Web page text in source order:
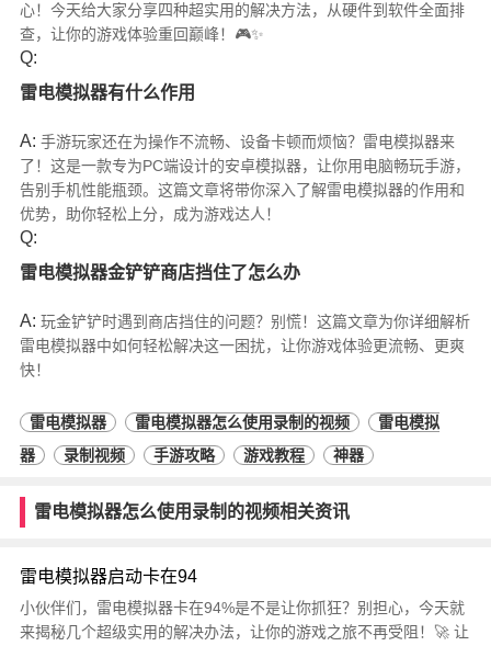
心！今天给大家分享四种超实用的解决方法，从硬件到软件全面排
查，让你的游戏体验重回巅峰！🎮✨
Q:
雷电模拟器有什么作用
A: 手游玩家还在为操作不流畅、设备卡顿而烦恼？雷电模拟器来
了！这是一款专为PC端设计的安卓模拟器，让你用电脑畅玩手游，
告别手机性能瓶颈。这篇文章将带你深入了解雷电模拟器的作用和
优势，助你轻松上分，成为游戏达人！
Q:
雷电模拟器金铲铲商店挡住了怎么办
A: 玩金铲铲时遇到商店挡住的问题？别慌！这篇文章为你详细解析
雷电模拟器中如何轻松解决这一困扰，让你游戏体验更流畅、更爽
快！
雷电模拟器 雷电模拟器怎么使用录制的视频
雷电模拟
器
录制视频 手游攻略 游戏教程 神器
雷电模拟器怎么使用录制的视频相关资讯
雷电模拟器启动卡在94
小伙伴们，雷电模拟器卡在94%是不是让你抓狂？别担心，今天就
来揭秘几个超级实用的解决办法，让你的游戏之旅不再受阻！🚀 让